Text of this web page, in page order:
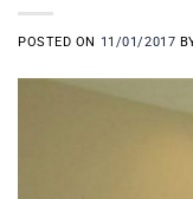
POSTED ON 11/01/2017